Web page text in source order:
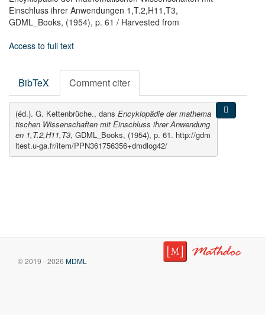
Einschluss ihrer Anwendungen 1,T.2,H11,T3,
GDML_Books, (1954), p. 61 / Harvested from
Access to full text
BibTeX Comment citer
(éd.). G. Kettenbrüche., dans Encyklopädie der mathema
tischen Wissenschaften mit Einschluss ihrer Anwendung
en 1,T.2,H11,T3, GDML_Books, (1954), p. 61. http://gdm
ltest.u-ga.fr/item/PPN361756356+dmdlog42/
© 2019 - 2026 MDML